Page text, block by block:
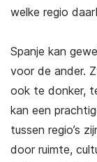
welke regio
Spanje kan
voor de ander.
ook te donker,
kan een
tussen regio’s
door ruimte,